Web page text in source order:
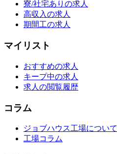
寮/社宅ありの求人
高収入の求人
期間工の求人
マイリスト
おすすめの求人
キープ中の求人
求人の閲覧履歴
コラム
ジョブハウス工場について
工場コラム